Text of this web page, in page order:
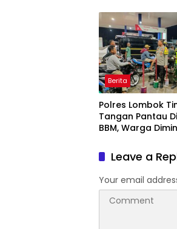
Prima Kapolri
Berita
Polres Lombok
Tangan Pantau
BBM, Warga
Leave a
Your email